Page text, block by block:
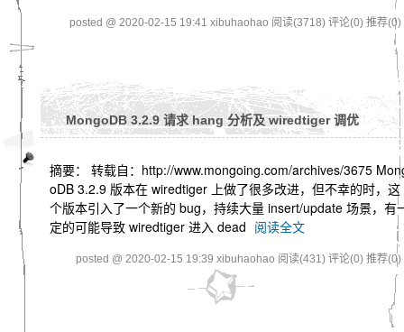
posted @ 2020-02-15 19:41 xibuhaohao 阅读(3718) 评论(0) 推荐(0)
MongoDB 3.2.9 请求 hang 分析及 wiredtiger 调优
摘要： 转载自：http://www.mongoing.com/archives/3675
oDB 3.2.9 版本在 wiredtiger 上做了很多改进，但不幸的时，这
个版本引入了一个新的 bug，持续大量 insert/update 场景，有
定的可能导致 wiredtiger 进入 dead 阅读全文
posted @ 2020-02-15 19:39 xibuhaohao 阅读(431) 评论(0) 推荐(0)